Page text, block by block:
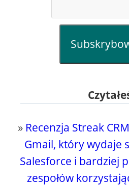
» Recenzja Streak
Gmail, który wydaje
Salesforce i bardziej
zespołów